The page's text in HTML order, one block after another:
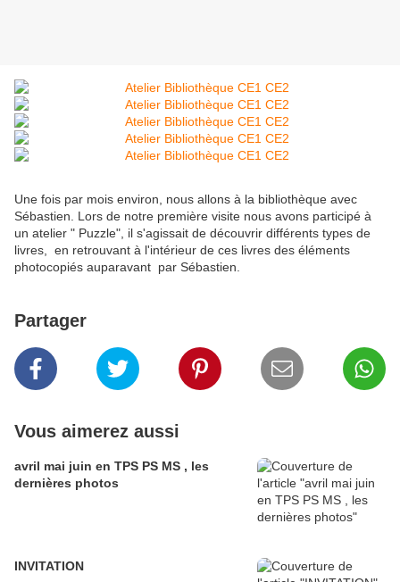
Une fois par mois environ, nous allons à la bibliothèque avec
Sébastien. Lors de notre première visite nous avons participé à
un atelier " Puzzle", il s'agissait de découvrir différents types de
livres, en retrouvant à l'intérieur de ces livres des éléments
photocopiés auparavant par Sébastien.
Partager
Vous aimerez aussi
avril mai juin en TPS PS MS , les
dernières photos
INVITATION